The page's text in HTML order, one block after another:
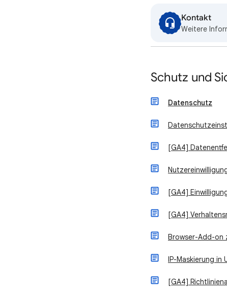
Kontakt
Weitere
Schutz und
Datenschutz
[GA4]
[GA4]
[GA4]
Browser-Add-on
IP-Maskierung in
[GA4]